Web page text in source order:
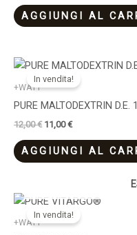
prodotto
AGGIUNGI AL
In vendita!
+WATT
PURE MALTODEXTRIN D.E.
12,00€
Il
prezzo
originale
12,00 €.
11,00€
Il
prezzo
attuale
11,00 €.
AGGIUNGI AL
In vendita!
+WATT
Il
prezzo
originale
Il
prezzo
attuale